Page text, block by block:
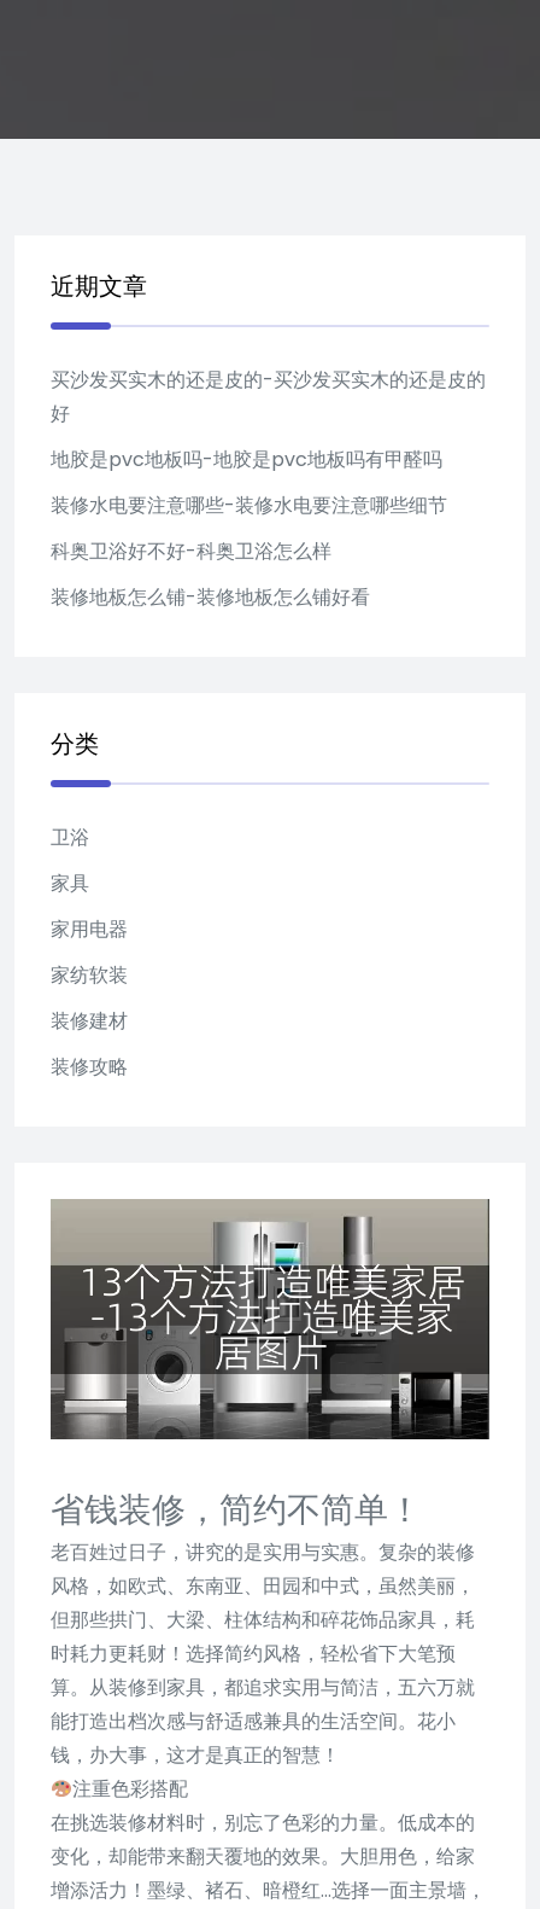
省钱装修，简约不简单！
老百姓过日子，讲究的是实用与实惠。复杂的装修
风格，如欧式、东南亚、田园和中式，虽然美丽，
但那些拱门、大梁、柱体结构和碎花饰品家具，耗
时耗力更耗财！选择简约风格，轻松省下大笔预
算。从装修到家具，都追求实用与简洁，五六万就
能打造出档次感与舒适感兼具的生活空间。花小
钱，办大事，这才是真正的智慧！
注重色彩搭配
在挑选装修材料时，别忘了色彩的力量。低成本的
变化，却能带来翻天覆地的效果。大胆用色，给家
增添活力！墨绿、褚石、暗橙红…选择一面主景墙，
近期文章
买沙发买实木的还是皮的-买沙发买实木的还是皮的
好
地胶是pvc地板吗-地胶是pvc地板吗有甲醛吗
装修水电要注意哪些-装修水电要注意哪些细节
科奥卫浴好不好-科奥卫浴怎么样
装修地板怎么铺-装修地板怎么铺好看
分类
卫浴
家具
家用电器
家纺软装
装修建材
装修攻略